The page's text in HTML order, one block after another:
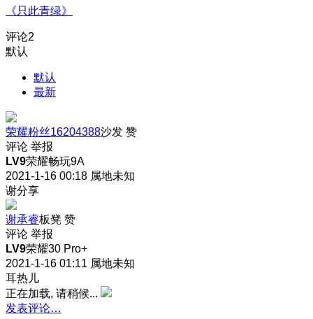
《只此青绿》
评论2
默认
默认
最新
荣耀粉丝16204388沙发 赞
评论 举报
LV9荣耀畅玩9A
2021-1-16 00:18 属地未知
谢分享
谢承睿板凳 赞
评论 举报
LV9荣耀30 Pro+
2021-1-16 01:11 属地未知
耳热儿
正在加载, 请稍候...
发表评论…